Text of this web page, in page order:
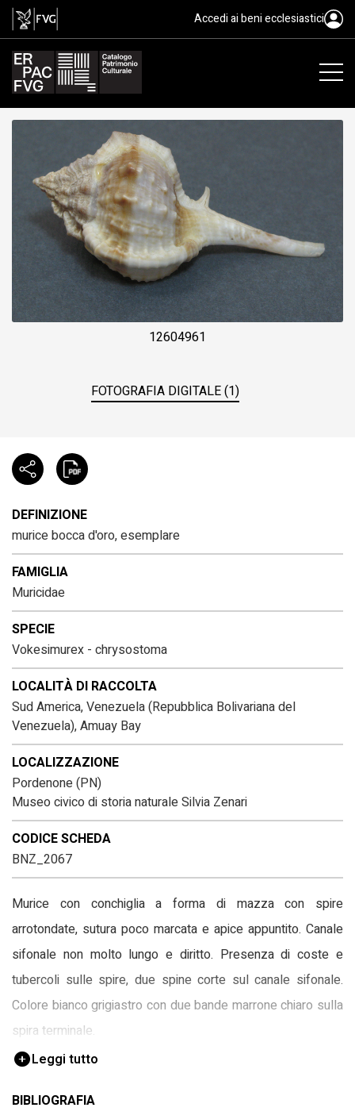
murice bocca d'oro,Accedi ai beni ecclesiastici
12604961
FOTOGRAFIA DIGITALE (1)
DEFINIZIONE
murice bocca d'oro, esemplare
FAMIGLIA
Muricidae
SPECIE
Vokesimurex - chrysostoma
LOCALITÀ DI RACCOLTA
Sud America, Venezuela (Repubblica Bolivariana del
Venezuela), Amuay Bay
LOCALIZZAZIONE
Pordenone (PN)
Museo civico di storia naturale Silvia Zenari
CODICE SCHEDA
BNZ_2067
Murice con conchiglia a forma di mazza con spire
arrotondate, sutura poco marcata e apice appuntito. Canale
sifonale non molto lungo e diritto. Presenza di coste e
tubercoli sulle spire, due spine corte sul canale sifonale.
Colore bianco grigiastro con due bande marrone chiaro sulla
spira terminale.
Leggi tutto
BIBLIOGRAFIA